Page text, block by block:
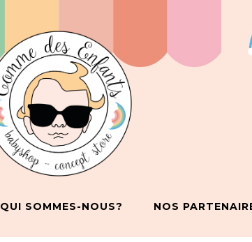
QUI SOMMES-NOUS? NOS